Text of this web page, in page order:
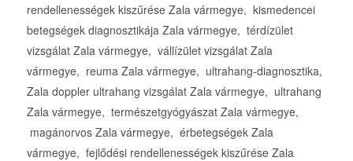
rendellenességek kiszűrése Zala vármegye, kismedencei
betegségek diagnosztikája Zala vármegye, térdízület
vizsgálat Zala vármegye, vállízület vizsgálat Zala
vármegye, reuma Zala vármegye, ultrahang-diagnosztika,
Zala doppler ultrahang vizsgálat Zala vármegye, ultrahang
Zala vármegye, természetgyógyászat Zala vármegye,
magánorvos Zala vármegye, érbetegségek Zala
vármegye, fejlődési rendellenességek kiszűrése Zala